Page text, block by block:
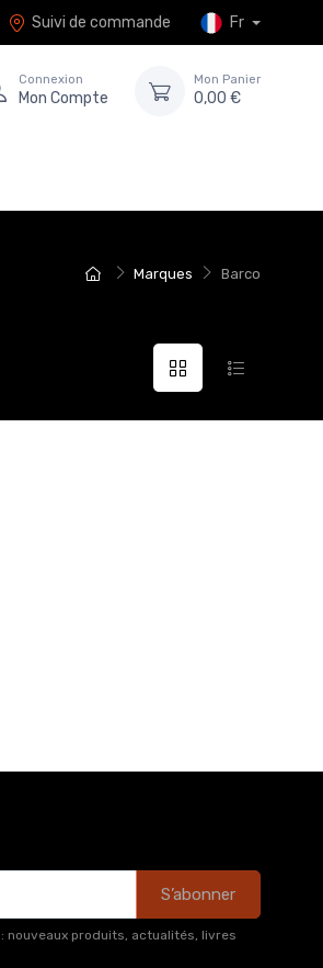
Suivi de commande Fr
Connexion
Mon Compte
Mon Panier
0,00 €
Marques Barco
S’abonner
nouveaux produits, actualités, livres